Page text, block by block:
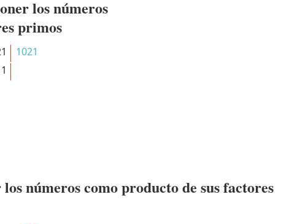
los números
primos
1021
1
números como producto de sus factores